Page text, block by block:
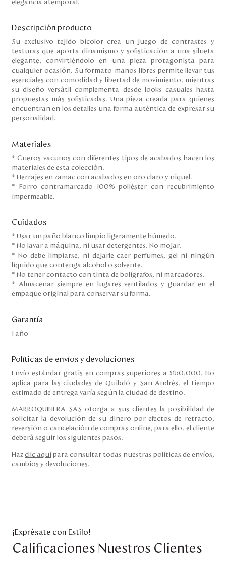
Colombia
Costa Rica
Panamá
USA
Venezuela
elegancia atemporal.
Descripción producto
Su exclusivo tejido bicolor crea un juego de contrastes y
texturas que aporta dinamismo y sofisticación a una silueta
elegante, convirtiéndolo en una pieza protagonista para
cualquier ocasión. Su formato manos libres permite llevar tus
esenciales con comodidad y libertad de movimiento, mientras
su diseño versátil complementa desde looks casuales hasta
propuestas más sofisticadas. Una pieza creada para quienes
encuentran en los detalles una forma auténtica de expresar su
personalidad.
Materiales
* Cueros vacunos con diferentes tipos de acabados hacen los
materiales de esta colección.
* Herrajes en zamac con acabados en oro claro y niquel.
* Forro contramarcado 100% poliéster con recubrimiento
impermeable.
Cuidados
* Usar un paño blanco limpio ligeramente húmedo.
* No lavar a máquina, ni usar detergentes. No mojar.
* No debe limpiarse, ni dejarle caer perfumes, gel ni ningún
líquido que contenga alcohol o solvente.
* No tener contacto con tinta de bolígrafos, ni marcadores.
* Almacenar siempre en lugares ventilados y guardar en el
empaque original para conservar su forma.
Garantía
1 año
Políticas de envíos y devoluciones
Envío estándar gratis en compras superiores a $150.000. No
aplica para las ciudades de Quibdó y San Andrés, el tiempo
estimado de entrega varía según la ciudad de destino.
MARROQUINERA SAS otorga a sus clientes la posibilidad de
solicitar la devolución de su dinero por efectos de retracto,
reversión o cancelación de compras online, para ello, el cliente
deberá seguir los siguientes pasos.
Haz clic aquí para consultar todas nuestras políticas de envíos,
cambios y devoluciones.
¡Exprésate con Estilo!
Calificaciones Nuestros Clientes